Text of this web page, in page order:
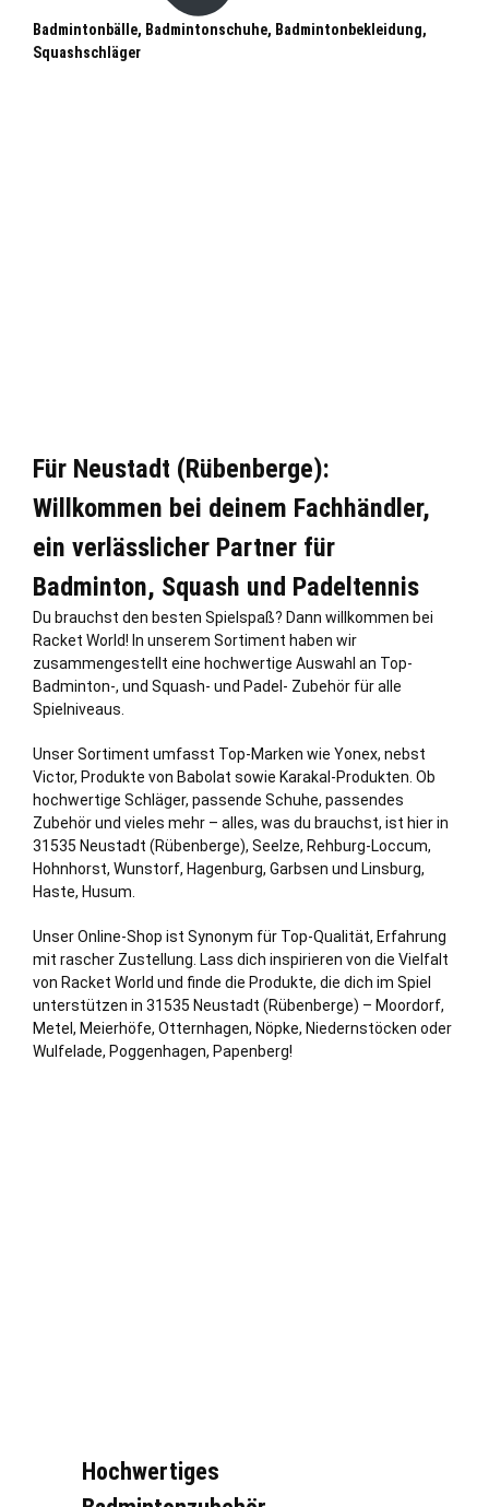
Badmintonbälle, Badmintonschuhe, Badmintonbekleidung,
Squashschläger
Für Neustadt (Rübenberge):
Willkommen bei deinem Fachhändler,
ein verlässlicher Partner für
Badminton, Squash und Padeltennis
Du brauchst den besten Spielspaß? Dann willkommen bei
Racket World! In unserem Sortiment haben wir
zusammengestellt eine hochwertige Auswahl an Top-
Badminton-, und Squash- und Padel- Zubehör für alle
Spielniveaus.
Unser Sortiment umfasst Top-Marken wie Yonex, nebst
Victor, Produkte von Babolat sowie Karakal-Produkten. Ob
hochwertige Schläger, passende Schuhe, passendes
Zubehör und vieles mehr – alles, was du brauchst, ist hier in
31535 Neustadt (Rübenberge), Seelze, Rehburg-Loccum,
Hohnhorst, Wunstorf, Hagenburg, Garbsen und Linsburg,
Haste, Husum
Unser Online-Shop ist Synonym für Top-Qualität, Erfahrung
mit rascher Zustellung. Lass dich inspirieren von die Vielfalt
von Racket World und finde die Produkte, die dich im Spiel
unterstützen in 31535 Neustadt (Rübenberge) – Moordorf,
Metel, Meierhöfe, Otternhagen, Nöpke, Niedernstöcken oder
Wulfelade, Poggenhagen, Papenberg!
Hochwertiges